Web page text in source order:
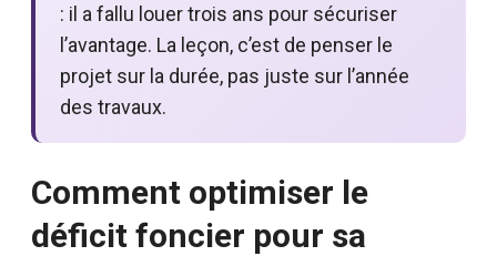
: il a fallu louer trois ans pour sécuriser
l’avantage. La leçon, c’est de penser le
projet sur la durée, pas juste sur l’année
des travaux.
Comment optimiser le
déficit foncier pour sa